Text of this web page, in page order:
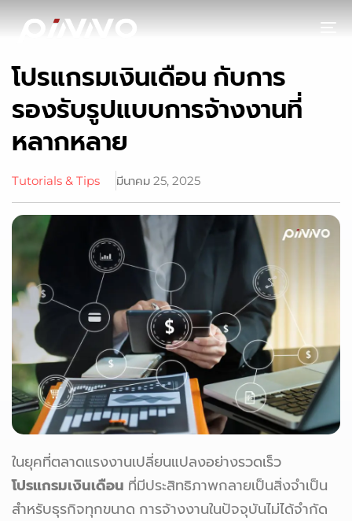
โปรแกรมเงินเดือน กับการ
รองรับรูปแบบการจ้างงานที่
หลากหลาย
Tutorials & Tips มีนาคม 25, 2025
ในยุคที่ตลาดแรงงานเปลี่ยนแปลงอย่างรวดเร็ว
โปรแกรมเงินเดือน ที่มีประสิทธิภาพกลายเป็นสิ่งจำเป็น
สำหรับธุรกิจทุกขนาด การจ้างงานในปัจจุบันไม่ได้จำกัด